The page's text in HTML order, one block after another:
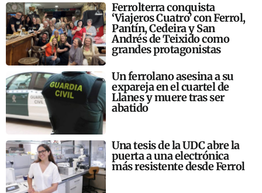
Ferrolterra conquista
‘Viajeros Cuatro’ con Ferrol,
Pantín, Cedeira y San
Andrés de Teixido como
grandes protagonistas
Un ferrolano asesina a su
expareja en el cuartel de
Llanes y muere tras ser
abatido
Una tesis de la UDC abre la
puerta a una electrónica
más resistente desde Ferrol